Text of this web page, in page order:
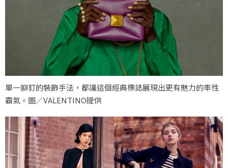
單一鉚釘的裝飾手法，都讓這個經典標誌展現出更有魅力的率性
霸氣。圖／VALENTINO提供